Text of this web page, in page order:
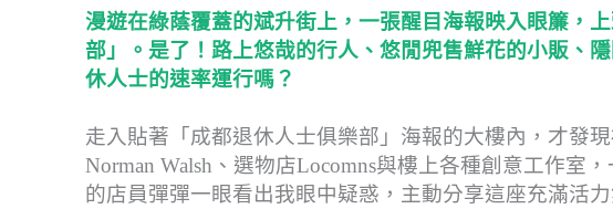
漫遊在綠蔭覆蓋的斌升街上，一張醒目海報映入眼簾，
部」。是了！路上悠哉的行人、悠閒兜售鮮花的小販、
休人士的速率運行嗎？
走入貼著「成都退休人士俱樂部」海報的大樓內，才發
Norman Walsh、選物店Locomns與樓上各種創意工作室
的店員彈彈一眼看出我眼中疑惑，主動分享這座充滿活